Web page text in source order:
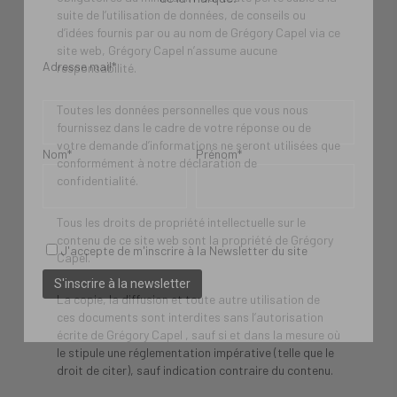
suite de l’utilisation de données, de conseils ou
d’idées fournis par ou au nom de Grégory Capel via ce
site web, Grégory Capel n’assume aucune
responsabilité.
Toutes les données personnelles que vous nous
fournissez dans le cadre de votre réponse ou de
votre demande d’informations ne seront utilisées que
conformément à notre déclaration de
confidentialité.
Tous les droits de propriété intellectuelle sur le
contenu de ce site web sont la propriété de Grégory
Capel.
La copie, la diffusion et toute autre utilisation de
ces documents sont interdites sans l’autorisation
écrite de Grégory Capel , sauf si et dans la mesure où
le stipule une réglementation impérative (telle que le
droit de citer), sauf indication contraire du contenu.
Adresse mail*
Nom* Prénom*
J'accepte de m'inscrire à la Newsletter du site